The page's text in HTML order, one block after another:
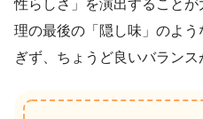
性らしさ」を演出すること
理の最後の「隠し味」のよ
ぎず、ちょうど良いバランス